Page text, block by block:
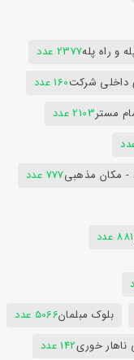
و راه پله2377 عدد
داخلی شرکت160 عدد
مستر2103 عدد
- مکان مذهبی777 عدد
881 عدد
بلوک مبلمان5066 عدد
ناهار خوری142 عدد